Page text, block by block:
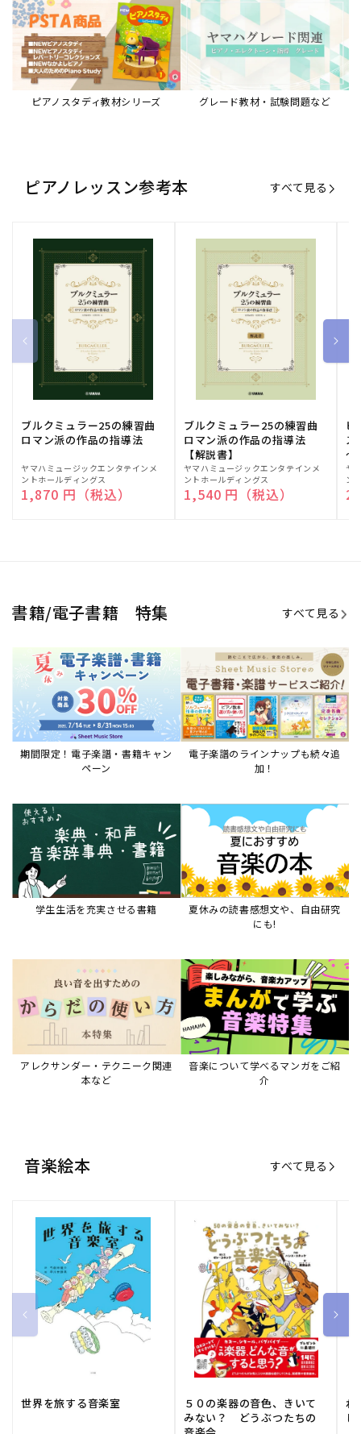
ピアノスタディ教材シリーズ グレード教材・試験問題など
ピアノレッスン参考本 すべて見る
ブルクミュラー25の練習曲
ロマン派の作品の指導法
販
売
元:
ヤマハミュージックエンタテインメ
ントホールディングス
通常価格
1,870 円（税込）
ブルクミュラー25の練習曲
ロマン派の作品の指導法
【解説書】
販
売
元:
ヤマハミュージックエンタテインメ
ントホールディングス
通常価格
1,540 円（税込）
ピ
ス
～
販
売
元:
ヤ
ン
書籍/電子書籍 特集 すべて見る
期間限定！電子楽譜・書籍キャン
ペーン
電子楽譜のラインナップも続々追
加！
学生生活を充実させる書籍
夏休みの読書感想文や、自由研究
にも!
アレクサンダー・テクニーク関連
本など
音楽について学べるマンガをご紹
介
音楽絵本 すべて見る
世界を旅する音楽室
５０の楽器の音色、きいて
みない？ どうぶつたちの
ね